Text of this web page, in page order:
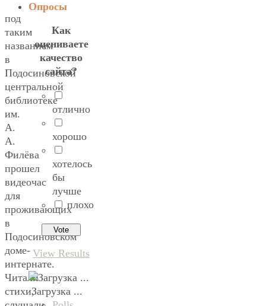
под
таким
названием
в
Подосиновской
центральной
библиотеке
им.
А.
А.
Филёва
прошел
видеочас
для
проживающих
в
Подосиновском
доме-
интернате.
Читали
стихи,
Опросы
Как
оцениваете
качество
сайта?
отлично
хорошо
хотелось
бы
лучше
плохо
View Results
Загрузка ...